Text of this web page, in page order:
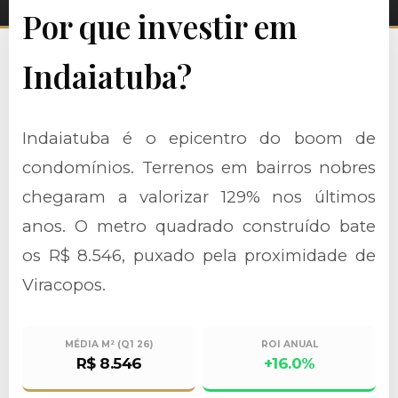
Por que investir em
Indaiatuba?
Indaiatuba é o epicentro do boom de
condomínios. Terrenos em bairros nobres
chegaram a valorizar 129% nos últimos
anos. O metro quadrado construído bate
os R$ 8.546, puxado pela proximidade de
Viracopos.
MÉDIA M² (Q1 26)
R$ 8.546
ROI ANUAL
+16.0%